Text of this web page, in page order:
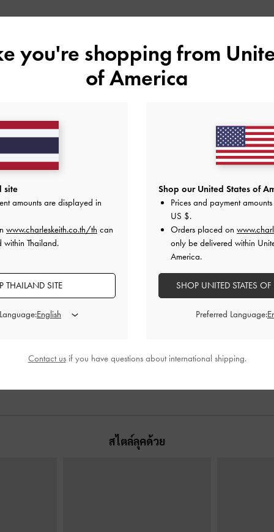
คุณอาจจะชอบสินค้านี้
ำอะไหล่สีเงิน
กระเป๋าสะพายไหล่ประดับหมุดรุ่น
กระเป๋าสะพา
สไตล์ลุคด้วย
you're shopping from
of America
site
amounts are displayed in
www.charleskeith.co.th/th can
Thailand.
THAILAND SITE
Shop our United States of
Prices and payment
US $.
Orders placed on
only be delivered within
America.
SHOP UNITED STATES
Preferred Language:
Contact usif you have questions about international shipping.